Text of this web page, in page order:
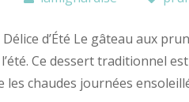
d’Été Le gâteau aux
Ce dessert traditionnel
chaudes journées